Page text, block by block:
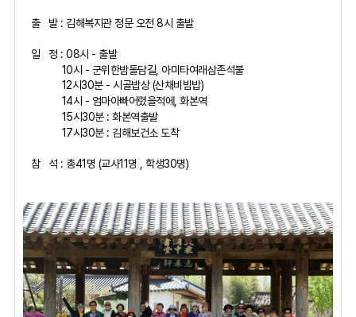
출 발 : 김해복지관 정문 오전 8시 출발
일 정 : 08시 - 출발
10시 - 군위한밤돌담길, 아미타여래삼존석불
12시30분 - 시골밥상 (산채비빔밥)
14시 - 엄마아빠어렸을적에, 화본역
15시30분 : 화본역출발
17시30분 : 김해보건소 도착
참 석 : 총41명 (교사11명 , 학생30명)